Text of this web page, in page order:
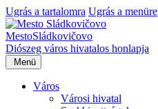
Ugrás a tartalomra Ugrás a menüre
MestoSládkovičovo
Diószeg város hivatalos honlapja
Menü
Város
Városi hivatal